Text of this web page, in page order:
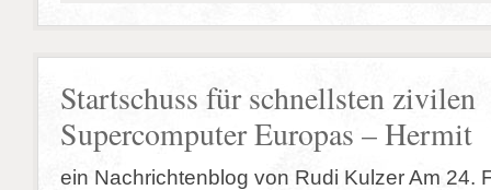
Startschuss für schnellsten zivilen
Supercomputer Europas – Hermit
ein Nachrichtenblog von Rudi Kulzer Am 24.